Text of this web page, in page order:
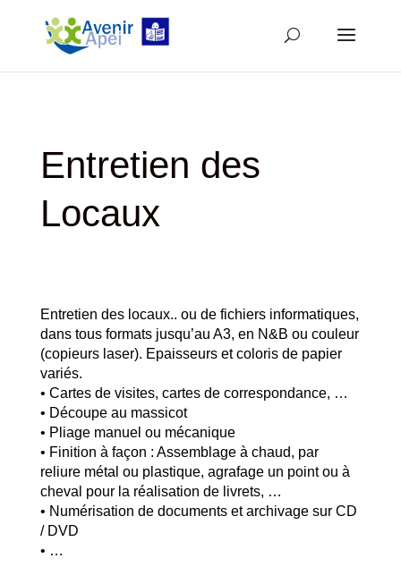
Entretien des
Locaux
Entretien des locaux.. ou de fichiers informatiques,
dans tous formats jusqu’au A3, en N&B ou couleur
(copieurs laser). Epaisseurs et coloris de papier
variés.
• Cartes de visites, cartes de correspondance, …
• Découpe au massicot
• Pliage manuel ou mécanique
• Finition à façon : Assemblage à chaud, par
reliure métal ou plastique, agrafage un point ou à
cheval pour la réalisation de livrets, …
• Numérisation de documents et archivage sur CD
/ DVD
• …